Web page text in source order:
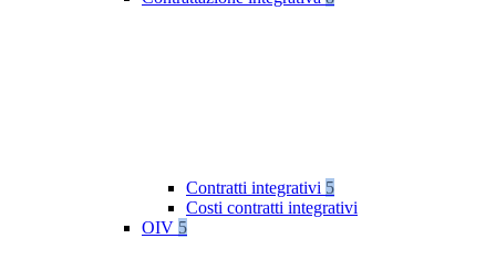
Contratti integrativi 5
Costi contratti integrativi
OIV 5